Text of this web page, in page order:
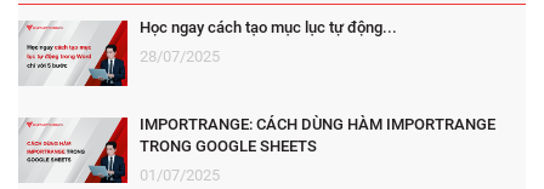
Học ngay cách tạo mục lục tự động...
28/07/2025
IMPORTRANGE: CÁCH DÙNG HÀM IMPORTRANGE
TRONG GOOGLE SHEETS
01/07/2025